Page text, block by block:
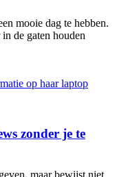
mooie dag te hebben.
de gaten houden
zonder je te